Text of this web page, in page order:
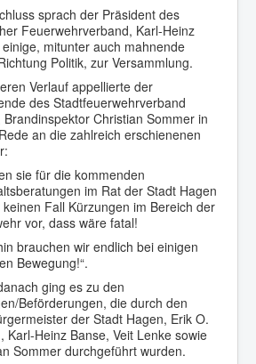
sprach der Präsident des
Feuerwehrverband, Karl-Heinz
einige, mitunter auch mahnende
Politik, zur Versammlung.
Verlauf appellierte der
des Stadtfeuerwehrverband
Brandinspektor Christian Sommer in
an die zahlreich erschienenen
sie für die kommenden
im Rat der Stadt Hagen
Fall Kürzungen im Bereich der
vor, dass wäre fatal!
brauchen wir endlich bei einigen
Bewegung!“.
ging es zu den
Beförderungen, die durch den
der Stadt Hagen, Erik O.
Karl-Heinz Banse, Veit Lenke sowie
Sommer durchgeführt wurden.